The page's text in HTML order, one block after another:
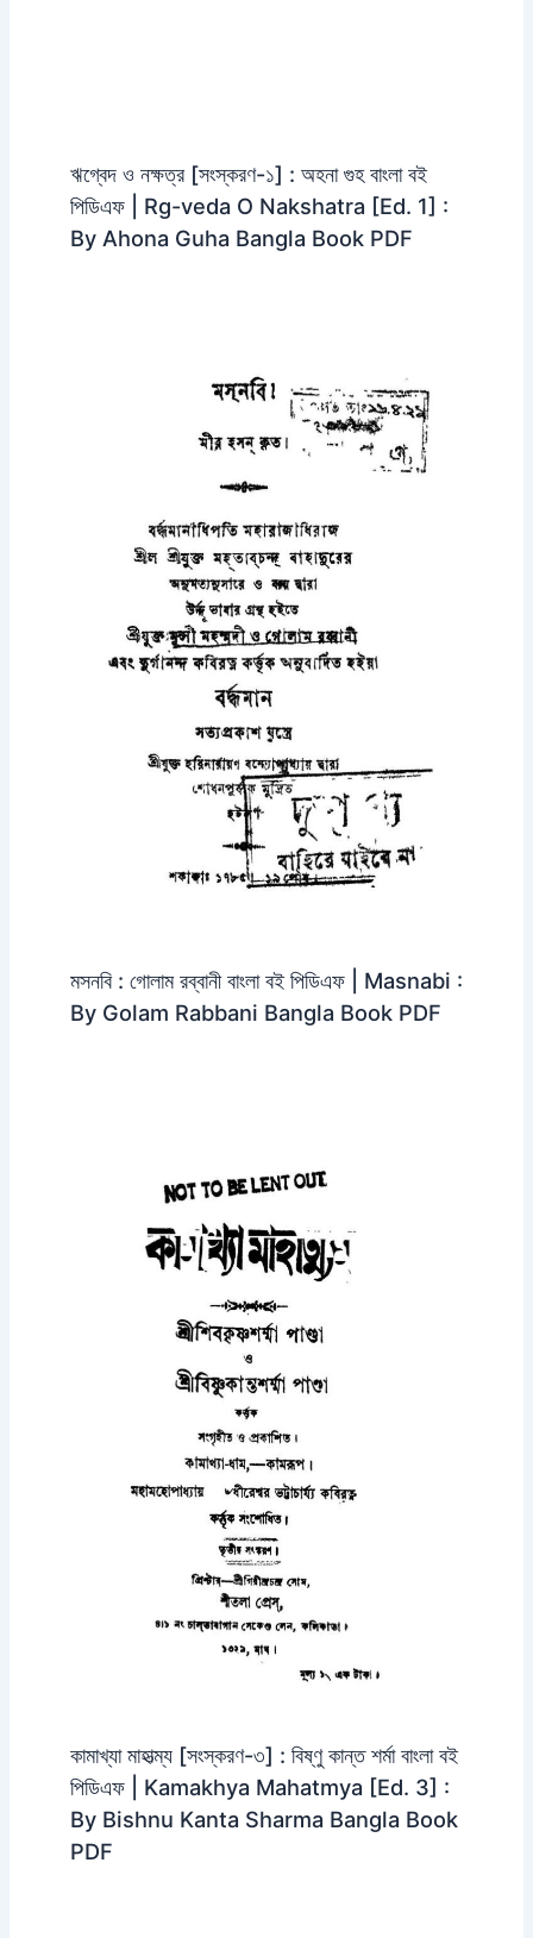
ঋগ্বেদ ও নক্ষত্র [সংস্করণ-১] : অহনা গুহ বাংলা বই
পিডিএফ | Rg-veda O Nakshatra [Ed. 1] :
By Ahona Guha Bangla Book PDF
মসনবি : গোলাম রব্বানী বাংলা বই পিডিএফ | Masnabi :
By Golam Rabbani Bangla Book PDF
কামাখ্যা মাহাত্ম্য [সংস্করণ-৩] : বিষ্ণু কান্ত শর্মা বাংলা বই
পিডিএফ | Kamakhya Mahatmya [Ed. 3] :
By Bishnu Kanta Sharma Bangla Book
PDF